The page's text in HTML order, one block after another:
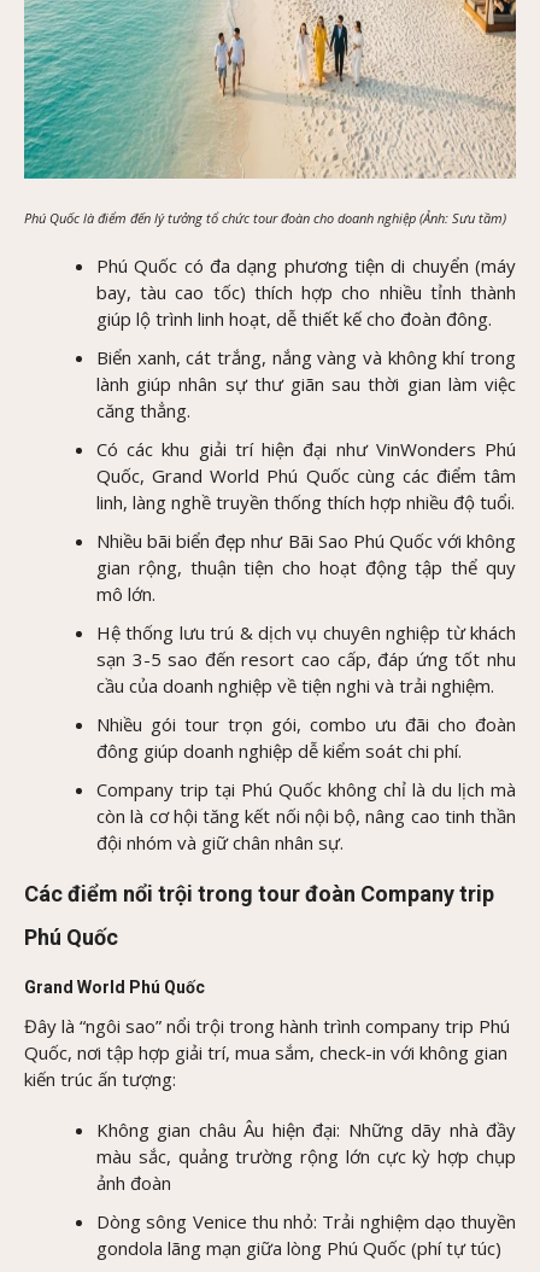
Phú Quốc là điểm đến lý tưởng tổ chức tour đoàn cho doanh nghiệp (Ảnh: Sưu tầm)
Phú Quốc có đa dạng phương tiện di chuyển (máy
bay, tàu cao tốc) thích hợp cho nhiều tỉnh thành
giúp lộ trình linh hoạt, dễ thiết kế cho đoàn đông.
Biển xanh, cát trắng, nắng vàng và không khí trong
lành giúp nhân sự thư giãn sau thời gian làm việc
căng thẳng.
Có các khu giải trí hiện đại như VinWonders Phú
Quốc, Grand World Phú Quốc cùng các điểm tâm
linh, làng nghề truyền thống thích hợp nhiều độ tuổi.
Nhiều bãi biển đẹp như Bãi Sao Phú Quốc với không
gian rộng, thuận tiện cho hoạt động tập thể quy
mô lớn.
Hệ thống lưu trú & dịch vụ chuyên nghiệp từ khách
sạn 3-5 sao đến resort cao cấp, đáp ứng tốt nhu
cầu của doanh nghiệp về tiện nghi và trải nghiệm.
Nhiều gói tour trọn gói, combo ưu đãi cho đoàn
đông giúp doanh nghiệp dễ kiểm soát chi phí.
Company trip tại Phú Quốc không chỉ là du lịch mà
còn là cơ hội tăng kết nối nội bộ, nâng cao tinh thần
đội nhóm và giữ chân nhân sự.
Các điểm nổi trội trong tour đoàn Company trip
Phú Quốc
Grand World Phú Quốc
Đây là “ngôi sao” nổi trội trong hành trình company trip Phú
Quốc, nơi tập hợp giải trí, mua sắm, check-in với không gian
kiến trúc ấn tượng:
Không gian châu Âu hiện đại: Những dãy nhà đầy
màu sắc, quảng trường rộng lớn cực kỳ hợp chụp
ảnh đoàn
Dòng sông Venice thu nhỏ: Trải nghiệm dạo thuyền
gondola lãng mạn giữa lòng Phú Quốc (phí tự túc)